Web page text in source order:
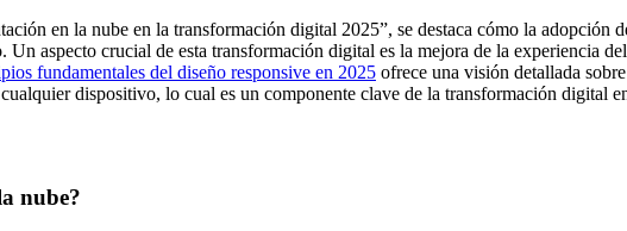
en la nube en la transformación digital 2025”, se destaca cómo la adopción
Un aspecto crucial de esta transformación digital es la mejora de la experiencia
fundamentales del diseño responsive en 2025 ofrece una visión detallada
dispositivo, lo cual es un componente clave de la transformación digital
nube?